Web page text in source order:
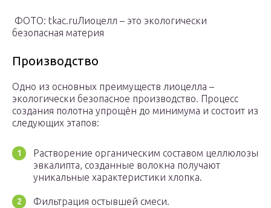
ФОТО: tkac.ruЛиоцелл – это экологически
безопасная материя
Производство
Одно из основных преимуществ лиоцелла –
экологически безопасное производство. Процесс
создания полотна упрощён до минимума и состоит из
следующих этапов:
Растворение органическим составом целлюлозы
эвкалипта, созданные волокна получают
уникальные характеристики хлопка.
Фильтрация остывшей смеси.